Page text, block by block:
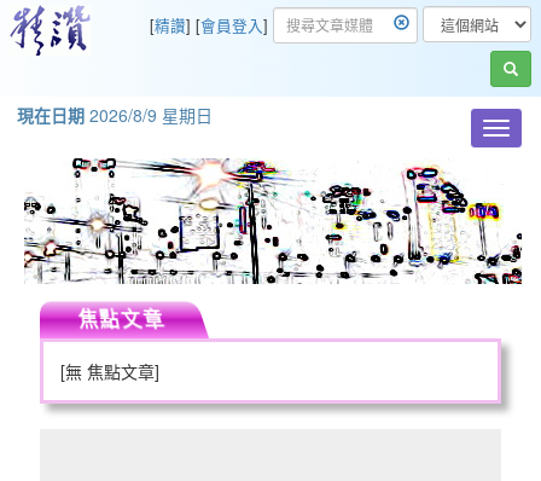
[精讚] [會員登入]
現在日期 2026/8/9 星期日
焦點文章
[無 焦點文章]